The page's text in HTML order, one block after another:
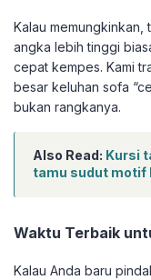
Kalau
angka lebih tinggi
cepat kempes. Kami
besar keluhan sofa
bukan rangkanya.
Also Read: Kursi
tamu sudut motif
Waktu Terbaik
Kalau Anda baru